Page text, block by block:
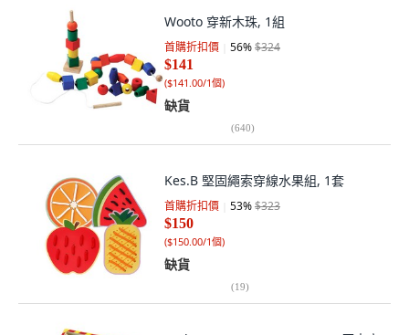
Wooto 穿新木珠, 1組
首購折扣價 56%$324
$141
($141.00/1個)
缺貨
(640)
Kes.B 堅固繩索穿線水果組, 1套
首購折扣價 53%$323
$150
($150.00/1個)
缺貨
(19)